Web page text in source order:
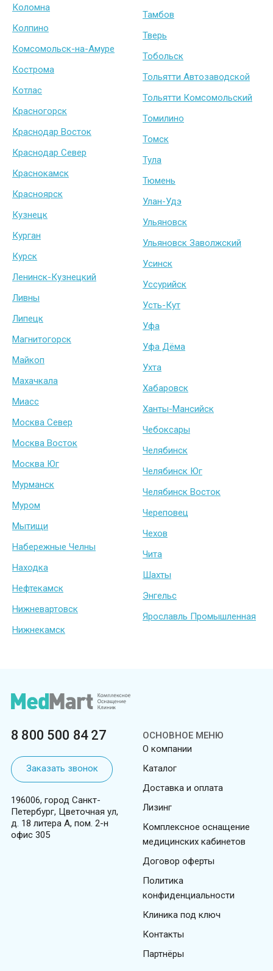
Коломна
Колпино
Комсомольск-на-Амуре
Кострома
Котлас
Красногорск
Краснодар Восток
Краснодар Север
Краснокамск
Красноярск
Кузнецк
Курган
Курск
Ленинск-Кузнецкий
Ливны
Липецк
Магнитогорск
Майкоп
Махачкала
Миасс
Москва Север
Москва Восток
Москва Юг
Мурманск
Муром
Мытищи
Набережные Челны
Находка
Нефтекамск
Нижневартовск
Нижнекамск
Тамбов
Тверь
Тобольск
Тольятти Автозаводской
Тольятти Комсомольский
Томилино
Томск
Тула
Тюмень
Улан-Удэ
Ульяновск
Ульяновск Заволжский
Усинск
Уссурийск
Усть-Кут
Уфа
Уфа Дёма
Ухта
Хабаровск
Ханты-Мансийск
Чебоксары
Челябинск
Челябинск Юг
Челябинск Восток
Череповец
Чехов
Чита
Шахты
Энгельс
Ярославль Промышленная
8 800 500 84 27
Заказать звонок
196006, город Санкт-
Петербург, Цветочная ул,
д. 18 литера А, пом. 2-н
офис 305
ОСНОВНОЕ МЕНЮ
О компании
Каталог
Доставка и оплата
Лизинг
Комплексное оснащение
медицинских кабинетов
Договор оферты
Политика
конфиденциальности
Клиника под ключ
Контакты
Партнёры